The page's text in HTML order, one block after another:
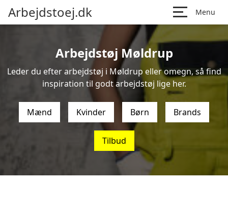
Arbejdstoej.dk Menu
Arbejdstøj Møldrup
Leder du efter arbejdstøj i Møldrup eller omegn, så find
inspiration til godt arbejdstøj lige her.
Mænd Kvinder Børn Brands
Tilbud